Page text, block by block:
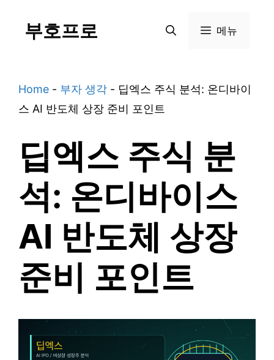
부호프로 메뉴
Home - 부자 생각 - 딥엑스 주식 분석: 온디바이
스 AI 반도체 상장 준비 포인트
딥엑스 주식 분
석: 온디바이스
AI 반도체 상장
준비 포인트